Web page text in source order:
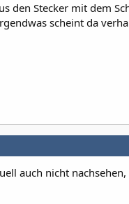
den Stecker mit dem
scheint da
auch nicht